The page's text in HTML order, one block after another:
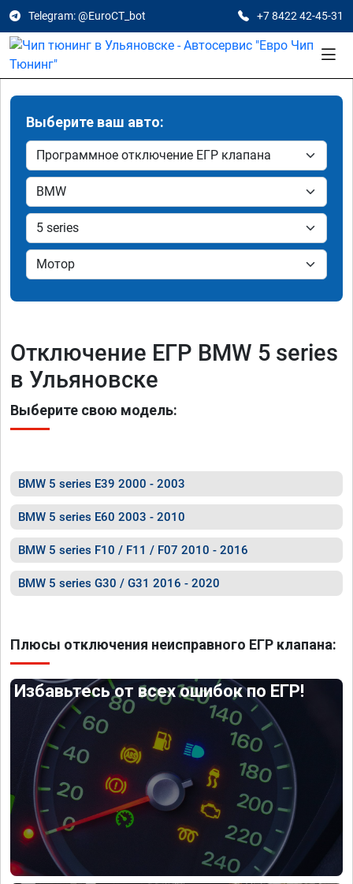
Telegram: @EuroCT_bot +7 8422 42-45-31
Выберите ваш авто:
Отключение ЕГР BMW 5 series
в Ульяновске
Выберите свою модель:
BMW 5 series E39 2000 - 2003
BMW 5 series E60 2003 - 2010
BMW 5 series F10 / F11 / F07 2010 - 2016
BMW 5 series G30 / G31 2016 - 2020
Плюсы отключения неисправного ЕГР клапана:
Избавьтесь от всех ошибок по ЕГР!